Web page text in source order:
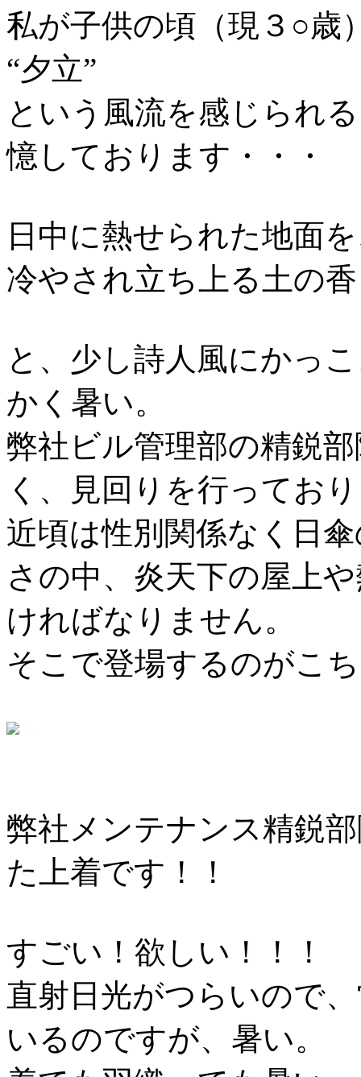
私が子供の頃（現３○歳
“夕立”
という風流を感じられ
憶しております・・・
日中に熱せられた地面
冷やされ立ち上る土の
と、少し詩人風にかっ
かく暑い。
弊社ビル管理部の精鋭
く、見回りを行ってお
近頃は性別関係なく日
さの中、炎天下の屋上
ければなりません。
そこで登場するのがこ
弊社メンテナンス精鋭
た上着です！！
すごい！欲しい！！！
直射日光がつらいので
いるのですが、暑い。